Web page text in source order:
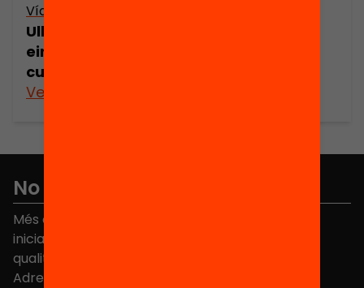
Vídeo
Ull, canvi i acció! El documental com a
eina per descobrir noves realitats
culturals
Veure’n més
No et perdis res
Més de 40.000 persones ja han triat Equitat. Rep
iniciatives, propostes i projectes per millorar la
qualitat de l'educació a Catalunya.
Adreça electrònica